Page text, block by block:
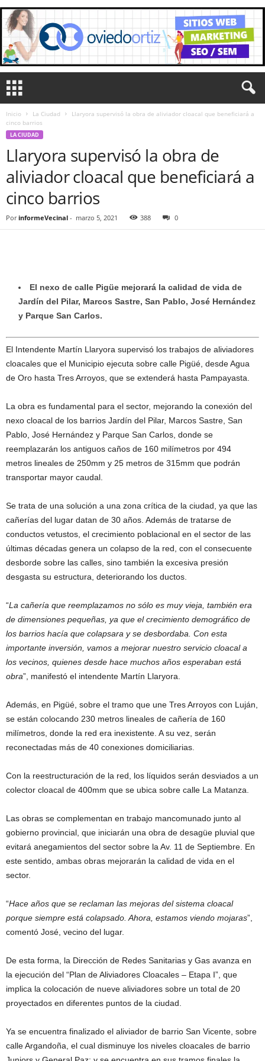
Inicio La Ciudad
Llaryora supervisó la obra de aliviador cloacal que beneficiará a
cinco barrios
LA CIUDAD
Llaryora supervisó la obra de
aliviador cloacal que beneficiará a
cinco barrios
Por informeVecinal - marzo 5, 2021 388 0
El nexo de calle Pigüe mejorará la calidad de vida de
Jardín del Pilar, Marcos Sastre, San Pablo, José Hernández
y Parque San Carlos.
El Intendente Martín Llaryora supervisó los trabajos de aliviadores
cloacales que el Municipio ejecuta sobre calle Pigüé, desde Agua
de Oro hasta Tres Arroyos, que se extenderá hasta Pampayasta.
La obra es fundamental para el sector, mejorando la conexión del
nexo cloacal de los barrios Jardín del Pilar, Marcos Sastre, San
Pablo, José Hernández y Parque San Carlos, donde se
reemplazarán los antiguos caños de 160 milímetros por 494
metros lineales de 250mm y 25 metros de 315mm que podrán
transportar mayor caudal.
Se trata de una solución a una zona crítica de la ciudad, ya que las
cañerías del lugar datan de 30 años. Además de tratarse de
conductos vetustos, el crecimiento poblacional en el sector de las
últimas décadas genera un colapso de la red, con el consecuente
desborde sobre las calles, sino también la excesiva presión
desgasta su estructura, deteriorando los ductos.
“La cañería que reemplazamos no sólo es muy vieja, también era
de dimensiones pequeñas, ya que el crecimiento demográfico de
los barrios hacía que colapsara y se desbordaba. Con esta
importante inversión, vamos a mejorar nuestro servicio cloacal a
los vecinos, quienes desde hace muchos años esperaban está
obra”, manifestó el intendente Martín Llaryora.
Además, en Pigüé, sobre el tramo que une Tres Arroyos con Luján,
se están colocando 230 metros lineales de cañería de 160
milímetros, donde la red era inexistente. A su vez, serán
reconectadas más de 40 conexiones domiciliarias.
Con la reestructuración de la red, los líquidos serán desviados a un
colector cloacal de 400mm que se ubica sobre calle La Matanza.
Las obras se complementan en trabajo mancomunado junto al
gobierno provincial, que iniciarán una obra de desagüe pluvial que
evitará anegamientos del sector sobre la Av. 11 de Septiembre. En
este sentido, ambas obras mejorarán la calidad de vida en el
sector.
“Hace años que se reclaman las mejoras del sistema cloacal
porque siempre está colapsado. Ahora, estamos viendo mojaras”,
comentó José, vecino del lugar.
De esta forma, la Dirección de Redes Sanitarias y Gas avanza en
la ejecución del “Plan de Aliviadores Cloacales – Etapa I”, que
implica la colocación de nueve aliviadores sobre un total de 20
proyectados en diferentes puntos de la ciudad.
Ya se encuentra finalizado el aliviador de barrio San Vicente, sobre
calle Argandoña, el cual disminuye los niveles cloacales de barrio